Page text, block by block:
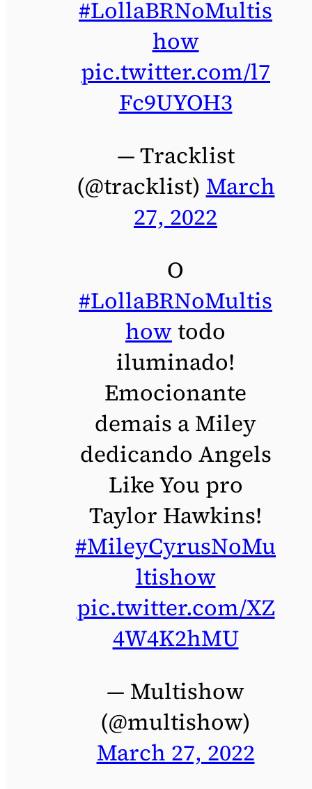
#LollaBRNoMultis
how
pic.twitter.com/l7
Fc9UYOH3
— Tracklist
(@tracklist) March
27, 2022
O
#LollaBRNoMultis
howtodo
iluminado!
Emocionante
demais a Miley
dedicando Angels
Like You pro
Taylor Hawkins!
#MileyCyrusNoMu
ltishow
pic.twitter.com/XZ
4W4K2hMU
— Multishow
(@multishow)
March 27, 2022